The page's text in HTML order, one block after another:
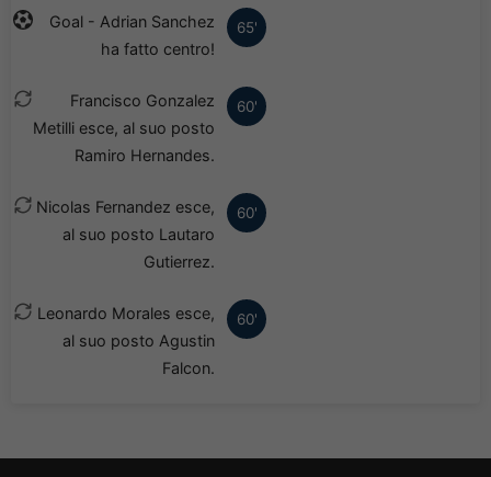
65'
Goal - Adrian Sanchez
ha fatto centro!
60'
Francisco Gonzalez
Metilli esce, al suo posto
Ramiro Hernandes.
60'
Nicolas Fernandez esce,
al suo posto Lautaro
Gutierrez.
60'
Leonardo Morales esce,
al suo posto Agustin
Falcon.